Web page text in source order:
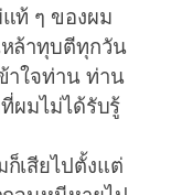
ท้ ๆ ของผม
ล้าทุบตีทุกวัน
าใจท่าน ท่าน
ที่ผมไม่ได้รับรู้
เสียไปตั้งแต่